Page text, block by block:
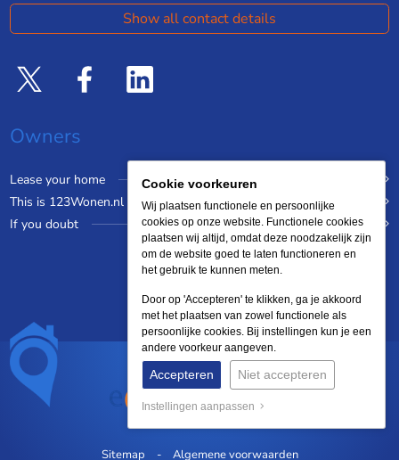
Show all contact details
Owners
Lease your home
This is 123Wonen.nl
If you doubt
Sitemap Algemene voorwaarden
Cookie voorkeuren
Wij plaatsen functionele en persoonlijke
cookies op onze website. Functionele cookies
plaatsen wij altijd, omdat deze noodzakelijk zijn
om de website goed te laten functioneren en
het gebruik te kunnen meten.
Door op 'Accepteren' te klikken, ga je akkoord
met het plaatsen van zowel functionele als
persoonlijke cookies. Bij instellingen kun je een
andere voorkeur aangeven.
Accepteren Niet accepteren
Instellingen aanpassen